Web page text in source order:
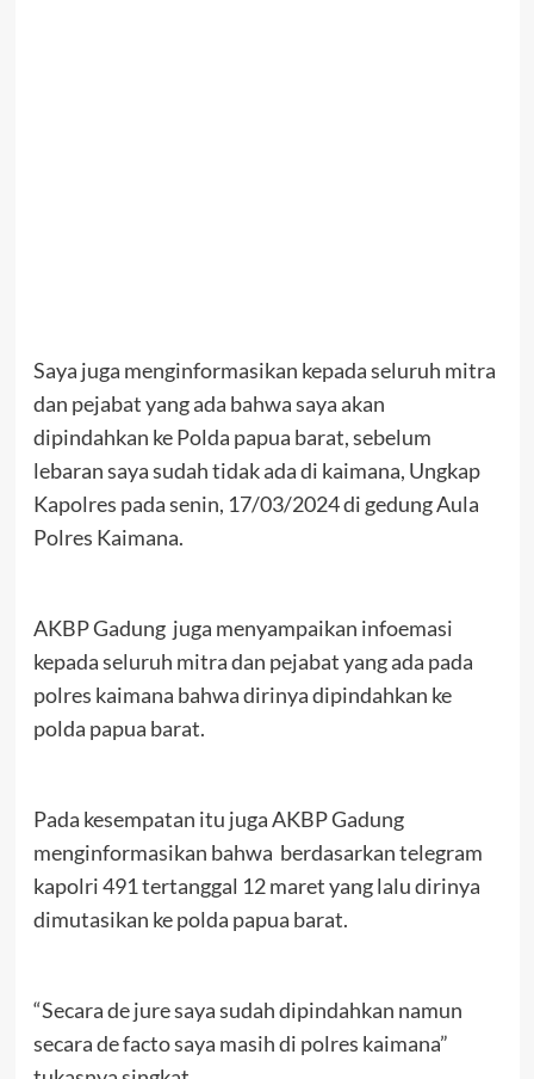
Saya juga menginformasikan kepada seluruh mitra
dan pejabat yang ada bahwa saya akan
dipindahkan ke Polda papua barat, sebelum
lebaran saya sudah tidak ada di kaimana, Ungkap
Kapolres pada senin, 17/03/2024 di gedung Aula
Polres Kaimana.
AKBP Gadung juga menyampaikan infoemasi
kepada seluruh mitra dan pejabat yang ada pada
polres kaimana bahwa dirinya dipindahkan ke
polda papua barat.
Pada kesempatan itu juga AKBP Gadung
menginformasikan bahwa berdasarkan telegram
kapolri 491 tertanggal 12 maret yang lalu dirinya
dimutasikan ke polda papua barat.
“Secara de jure saya sudah dipindahkan namun
secara de facto saya masih di polres kaimana”